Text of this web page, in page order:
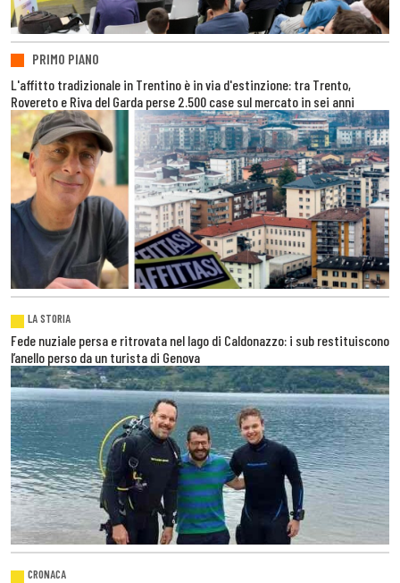
PRIMO PIANO
L'affitto tradizionale in Trentino è in via d'estinzione: tra Trento,
Rovereto e Riva del Garda perse 2.500 case sul mercato in sei anni
LA STORIA
Fede nuziale persa e ritrovata nel lago di Caldonazzo: i sub restituiscono
l’anello perso da un turista di Genova
CRONACA